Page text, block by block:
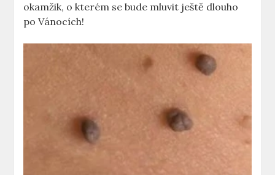
okamžik, o kterém se bude mluvit ještě dlouho
po Vánocích!